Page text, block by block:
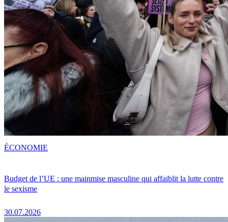
Budget de l’UE : une mainmise masculine qui affaiblit la lutte contre
le sexisme
30.07.2026
ÉCONOMIE